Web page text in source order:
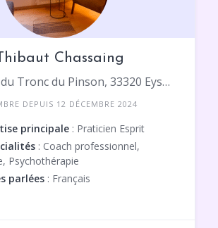
Thibaut Chassaing
46 Rue du Tronc du Pinson, 33320 Eysines
DEPUIS 12 DÉCEMBRE 2024
principale : Praticien Esprit
: Coach professionnel,
Psychothérapie
parlées : Français